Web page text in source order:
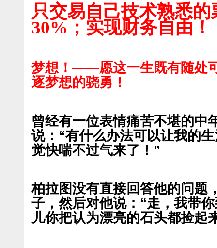
只交易自己技术熟悉
30%；实现财务自由！
梦想！——愿这一生既有随处
逐梦想的骁勇！
曾经有一位表情痛苦不堪的中
说：“有什么办法可以让我的
觉快喘不过气来了！”
柏拉图没有直接回答他的问题
子，然后对他说：“走，我带
儿你把认为漂亮的石头都捡起